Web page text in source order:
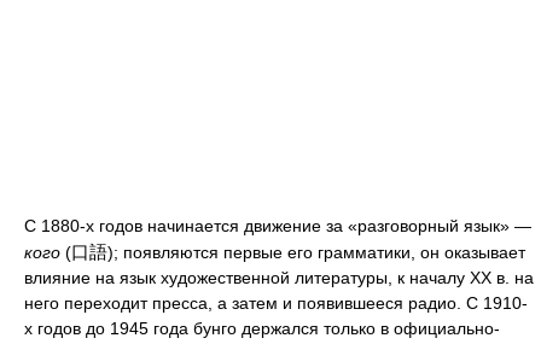
С 1880-х годов начинается движение за «разговорный язык» —
кого (口語); появляются первые его грамматики, он оказывает
влияние на язык художественной литературы, к началу XX в. на
него переходит пресса, а затем и появившееся радио. С 1910-
х годов до 1945 года бунго держался только в официально-